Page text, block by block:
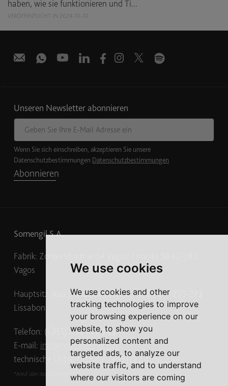
We use cookies
We use cookies and other
tracking technologies to improve
your browsing experience on our
website, to show you
personalized content and
targeted ads, to analyze our
website traffic, and to understand
where our visitors are coming
haben, wie sie funktionieren und Ti...
VERÖFFENTLICHT IN 2024-10-10
Unseren Newsletter abonnieren
E-Mail
Wenn Sie sich einschreiben, akzeptieren Sie unsere
Datenschutzbestimmungen Datenschutzbestimmungen
Abonnieren
Somengil S.A.
Fabrik: Zona Industrial de Vagos, Lote 41 3840-385
Vagos
Hauptsitz: Rua Joshua Benoliel, n.º 1, 6.º D, 1250-273
Lissabon
Telefon: (+351) 234 797 345*
E-mail: info@multiwasher.net
technische Unterstützung:(+351) 234 797 344
*Anruf über das nationale Festnetz